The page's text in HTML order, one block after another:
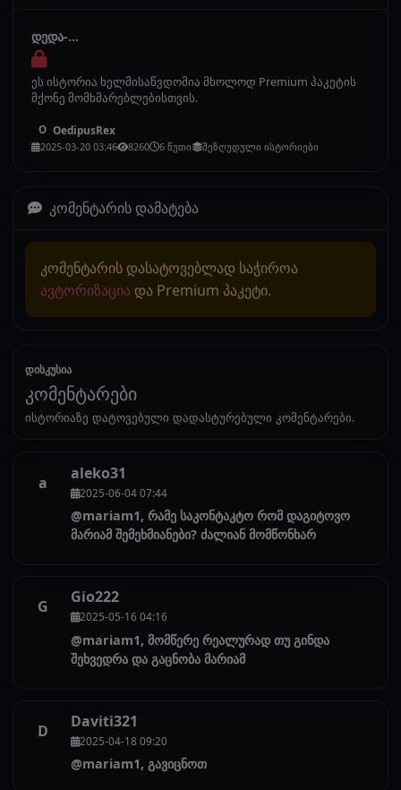
დედა-...
ეს ისტორია ხელმისაწვდომია მხოლოდ Premium პაკეტის
მქონე მომხმარებლებისთვის.
O OedipusRex
2025-03-20 03:46 8260 6 წუთი შეზღუდული ისტორიები
კომენტარის დამატება
კომენტარის დასატოვებლად საჭიროა
ავტორიზაცია და Premium პაკეტი.
დისკუსია
კომენტარები
ისტორიაზე დატოვებული დადასტურებული კომენტარები.
a aleko31
2025-06-04 07:44
@mariam1, რამე საკონტაკტო რომ დაგიტოვო
მარიამ შემეხმიანები? ძალიან მომწონხარ
G Gio222
2025-05-16 04:16
@mariam1, მომწერე რეალურად თუ გინდა
შეხვედრა და გაცნობა მარიამ
D Daviti321
2025-04-18 09:20
@mariam1, გავიცნოთ